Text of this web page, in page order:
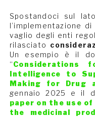
Spostandoci sul
l’implementazione
vaglio degli enti
rilasciato
Un esempio è il
“
Intelligence to
Making for Drug
gennaio 2025 e il
paper on the use
the medicinal